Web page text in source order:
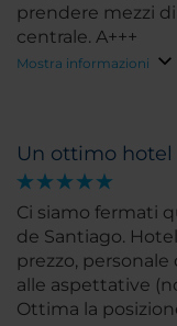
prendere mezzi
centrale. A+++
Mostra informazioni
Un ottimo hotel
Ci siamo fermati
de Santiago.
prezzo,
alle aspettative
Ottima la